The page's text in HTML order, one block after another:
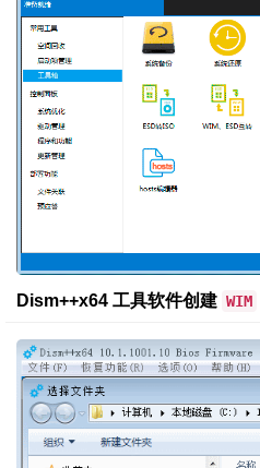
Dism++x64 工具软件创建 WIM